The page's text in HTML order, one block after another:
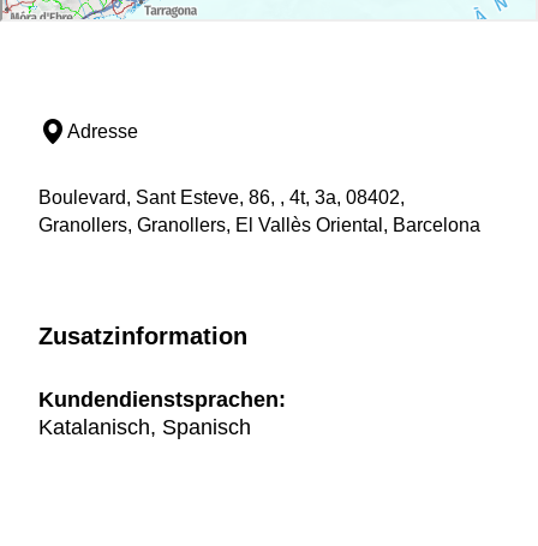
Adresse
Boulevard, Sant Esteve, 86, , 4t, 3a, 08402,
Granollers, Granollers, El Vallès Oriental, Barcelona
Zusatzinformation
Kundendienstsprachen:
Katalanisch, Spanisch